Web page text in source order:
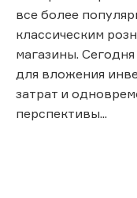
все более
классическим
магазины.
для вложения
затрат и
перспективы...